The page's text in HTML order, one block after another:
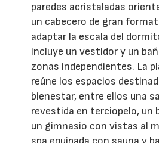
paredes acristaladas
un cabecero de gran
adaptar la escala del
incluye un vestidor y un
zonas independientes. La
reúne los espacios
bienestar, entre ellos una
revestida en terciopelo, un
un gimnasio con vistas al